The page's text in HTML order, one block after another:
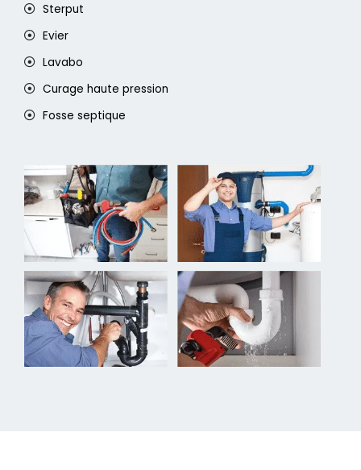
Sterput
Evier
Lavabo
Curage haute pression
Fosse septique